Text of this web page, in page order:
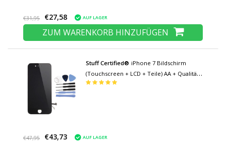
€31,95 €27,58 AUF LAGER
ZUM WARENKORB HINZUFÜGEN
Stuff Certified® iPhone 7 Bildschirm
(Touchscreen + LCD + Teile) AA + Qualität -
Schwarz + Werkzeuge
€47,95 €43,73 AUF LAGER